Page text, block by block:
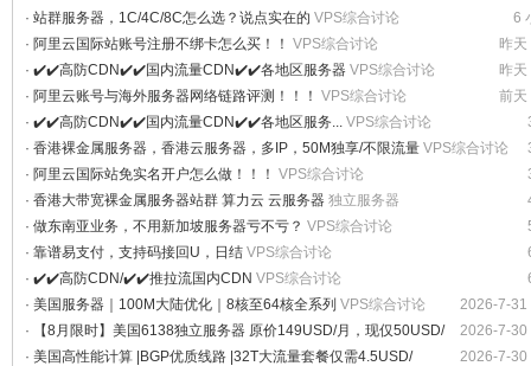
6
· 站群服务器，1C/4C/8C怎么选？说点实在的 VPS综合讨论
昨
· 阿里云国际站账号注册不绑卡怎么买！！ VPS综合讨论
昨
· ✔️✔️高防CDN✔️✔️国内流量CDN✔️✔️各地区服务器 VPS综合讨论
前天
· 阿里云账号与海外服务器网络链路评测！！！ VPS综合讨论
· ✔️✔️高防CDN✔️✔️国内流量CDN✔️✔️各地区服务... VPS综合讨论
· 香港裸金属服务器，香港云服务器，多IP，50M独享/不限流量 VPS综合讨论
· 阿里云国际站免实名开户怎么做！！！ VPS综合讨论
· 香港大带宽裸金属服务器站群 算力云 云服务器 独立服务器
· 做东南亚业务，不用新加坡服务器亏不亏？ VPS综合讨论
· 靠谱易支付，支持码接回U，日结 VPS综合讨论
· ✔️✔️高防CDN/✔️✔️推拉流国内CDN VPS综合讨论
2026-7-31
· 美国服务器｜100M大陆优化｜8核至64核全系列 VPS综合讨论
2026-7-30
·
【8月限时】美国6138独立服务器 原价149USD/月，现仅50USD/
月！ VPS综合讨论 2026-7-30
· 美国高性能计算 |BGP优质线路 |32T大流量套餐仅需4.5USD/